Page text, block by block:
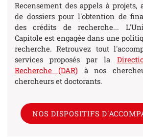
Recensement des appels à projets,
de dossiers pour l'obtention de
des crédits de recherche...
Capitole est engagée dans une
recherche. Retrouvez tout
services proposés par la
Recherche (DAR) à nos
chercheurs et doctorants.
NOS DISPOSITIFS